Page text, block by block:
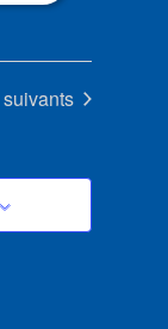
Évènements
suivants